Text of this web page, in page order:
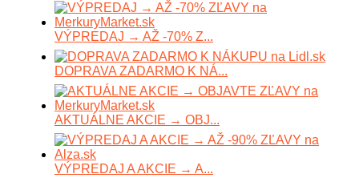
VÝPREDAJ → AŽ -70% Z...
DOPRAVA ZADARMO K NÁ...
AKTUÁLNE AKCIE → OBJ...
VÝPREDAJ A AKCIE → A...